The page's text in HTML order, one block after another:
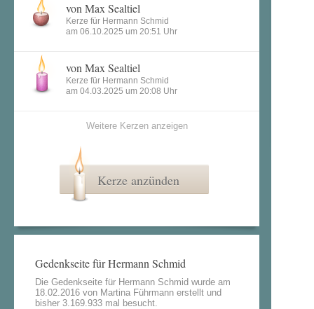
von Max Sealtiel
Kerze für Hermann Schmid
am 06.10.2025 um 20:51 Uhr
von Max Sealtiel
Kerze für Hermann Schmid
am 04.03.2025 um 20:08 Uhr
Weitere Kerzen anzeigen
Kerze anzünden
Gedenkseite für Hermann Schmid
Die Gedenkseite für Hermann Schmid wurde am
18.02.2016 von Martina Führmann erstellt und
bisher 3.169.933 mal besucht.